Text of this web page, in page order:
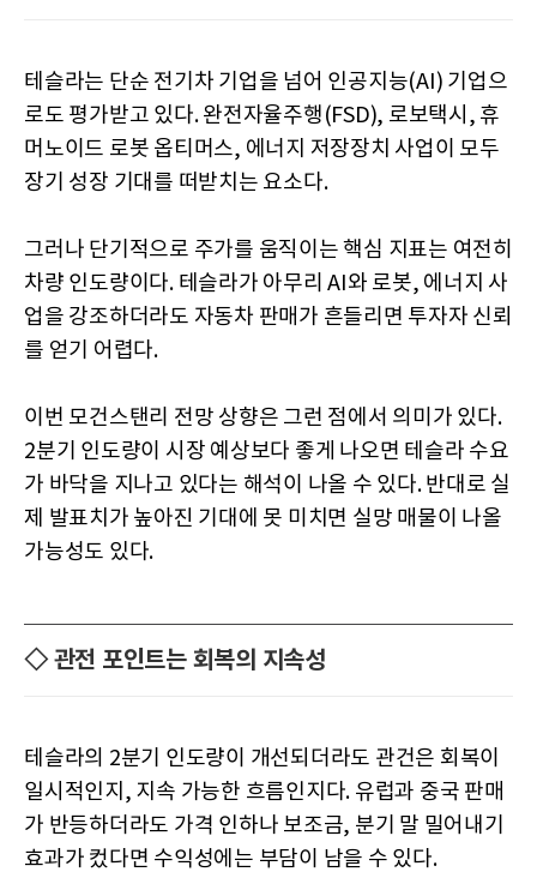
테슬라는 단순 전기차 기업을 넘어 인공지능(AI) 기업으
로도 평가받고 있다. 완전자율주행(FSD), 로보택시, 휴
머노이드 로봇 옵티머스, 에너지 저장장치 사업이 모두
장기 성장 기대를 떠받치는 요소다.
그러나 단기적으로 주가를 움직이는 핵심 지표는 여전히
차량 인도량이다. 테슬라가 아무리 AI와 로봇, 에너지 사
업을 강조하더라도 자동차 판매가 흔들리면 투자자 신뢰
를 얻기 어렵다.
이번 모건스탠리 전망 상향은 그런 점에서 의미가 있다.
2분기 인도량이 시장 예상보다 좋게 나오면 테슬라 수요
가 바닥을 지나고 있다는 해석이 나올 수 있다. 반대로 실
제 발표치가 높아진 기대에 못 미치면 실망 매물이 나올
가능성도 있다.
◇ 관전 포인트는 회복의 지속성
테슬라의 2분기 인도량이 개선되더라도 관건은 회복이
일시적인지, 지속 가능한 흐름인지다. 유럽과 중국 판매
가 반등하더라도 가격 인하나 보조금, 분기 말 밀어내기
효과가 컸다면 수익성에는 부담이 남을 수 있다.